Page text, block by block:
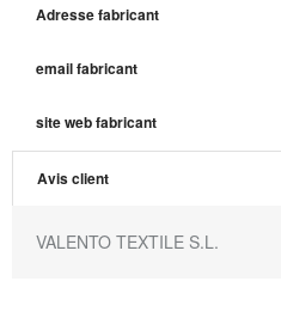
Adresse fabricant
email fabricant
site web fabricant
Avis client
VALENTO TEXTILE S.L.